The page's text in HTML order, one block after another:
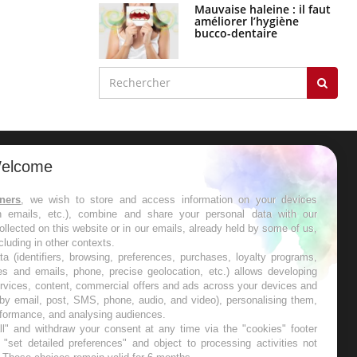
Mauvaise haleine : il faut
améliorer l’hygiène
bucco-dentaire
les semaines les meilleures
, we wish to store and access information on your devices
emails, etc.), combine and share your personal data with our
on this website or in our emails, already held by some of us,
in other contexts.
(identifiers, browsing, preferences, purchases, loyalty programs,
and emails, phone, precise geolocation, etc.) allows developing
content, commercial offers and ads across your devices and
email, post, SMS, phone, audio, and video), personalising them,
and analysing audiences.
and withdraw your consent at any time via the "cookies" footer
detailed preferences" and object to processing activities not